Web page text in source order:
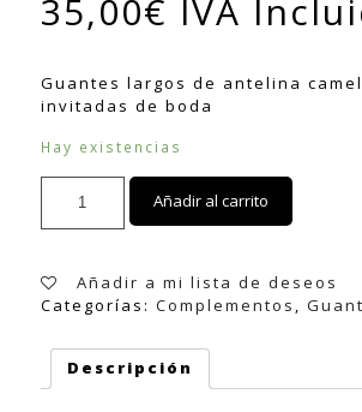
35,00€ IVA
Guantes largos de antelina
invitadas de boda
Hay existencias
antelina
camel
cm
cantidad
Añadir al carrito
Añadir a mi lista de deseos
Categorías: Complementos ,
Descripción